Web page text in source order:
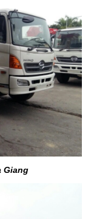
Giang